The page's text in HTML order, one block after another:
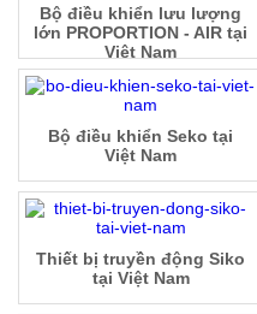
Bộ điều khiển lưu lượng
lớn PROPORTION - AIR tại
Việt Nam
Bộ điều khiển Seko tại
Việt Nam
Thiết bị truyền động Siko
tại Việt Nam